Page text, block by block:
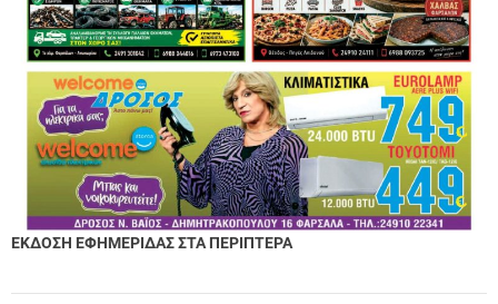
ΕΚΔΟΣΗ ΕΦΗΜΕΡΙΔΑΣ ΣΤΑ ΠΕΡΙΠΤΕΡΑ